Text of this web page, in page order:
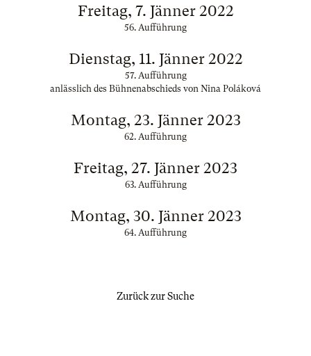
Freitag, 7. Jänner 2022
56. Aufführung
Dienstag, 11. Jänner 2022
57. Aufführung
anlässlich des Bühnenabschieds von Nina Poláková
Montag, 23. Jänner 2023
62. Aufführung
Freitag, 27. Jänner 2023
63. Aufführung
Montag, 30. Jänner 2023
64. Aufführung
Zurück zur Suche